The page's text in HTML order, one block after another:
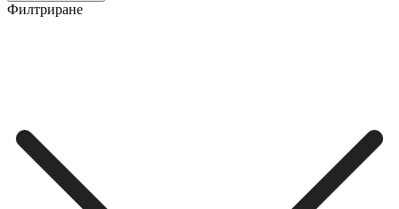
Филтриране